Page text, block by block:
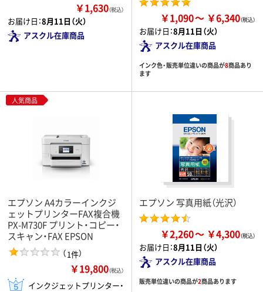
￥1,630（税込）
お届け日：8月11日（火）
アスクル在庫商品
￥1,090 ￥6,340
お届け日：8月11日（火）
アスクル在庫商品
インク色・販売単位違いの商品が8商品あり
ます
人気商品
エプソン A4カラーインクジ
ェットプリンターFAX複合機
PX-M730F プリント・コピー・
スキャン・FAX EPSON
（1件）
￥19,800（税込）
インクジェットプリンター・
エプソン 写真用紙（光沢）
￥2,260 ￥4,300
お届け日：8月11日（火）
アスクル在庫商品
販売単位違いの商品が2商品あります